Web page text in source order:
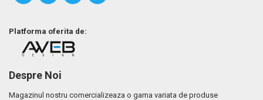
Platforma oferita de:
Despre Noi
Magazinul nostru comercializeaza o gama variata de produse